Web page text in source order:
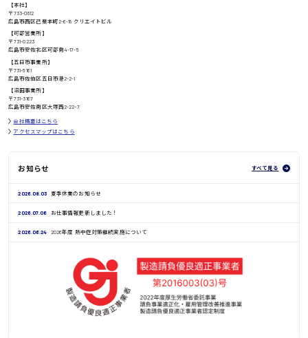
高知県
鳥取県
日給8000円〜
【本社】
〒733-0812
広島市西区己斐本町2-6-18 クリエイトビル
【可部営業所】
〒731-0223
広島市安佐北区可部南4-17-5
【五日市事業所】
〒731-5161
広島市佐伯区五日市港2-2-1
【沼田事業所】
〒731-3167
広島市安佐南区大塚西2-22-7
会社概要はこちら
アクセスマップはこちら
お知らせ すべて見る
2026.08.03 夏季休業のお知らせ
2026.07.06 お仕事情報更新しました！
2026.06.24 2026年度 熱中症対策継続実施について